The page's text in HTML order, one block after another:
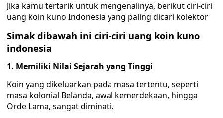
Jika kamu tertarik untuk mengenalinya, berikut ciri-ciri
uang koin kuno Indonesia yang paling dicari kolektor
Simak dibawah ini ciri-ciri uang koin kuno
indonesia
1. Memiliki Nilai Sejarah yang Tinggi
Koin yang dikeluarkan pada masa tertentu, seperti
masa kolonial Belanda, awal kemerdekaan, hingga
Orde Lama, sangat diminati.